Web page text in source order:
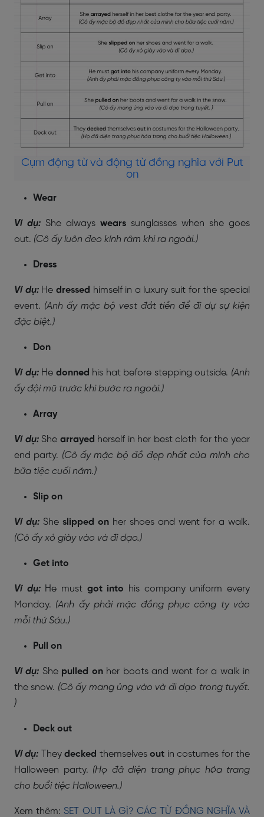
Cụm động từ và động từ đồng nghĩa với Put
on
Wear
Ví dụ: She always wears sunglasses when she goes
out. (Cô ấy luôn đeo kính râm khi ra ngoài.)
Dress
Ví dụ:He dressed himself in a luxury suit for the special
event. (Anh ấy mặc bộ vest đắt tiền để đi dự sự kiện
đặc biệt.)
Don
Ví dụ: He donned his hat before stepping outside. (Anh
ấy đội mũ trước khi bước ra ngoài.)
Array
Ví dụ:She arrayed herself in her best cloth for the year
end party. (Cô ấy mặc bộ đồ đẹp nhất của mình cho
bữa tiệc cuối năm.)
Slip on
Ví dụ: She slipped on her shoes and went for a walk.
(Cô ấy xỏ giày vào và đi dạo.)
Get into
Ví dụ:He must got into his company uniform every
Monday. (Anh ấy phải mặc đồng phục công ty vào
mỗi thứ Sáu.)
Pull on
Ví dụ: She pulled onher boots and went for a walk in
the snow. (Cô ấy mang ủng vào và đi dạo trong tuyết.
)
Deck out
Ví dụ: Theydecked themselvesout in costumes for the
Halloween party. (Họ đã diện trang phục hóa trang
cho buổi tiệc Halloween.)
Xem thêm: SET OUT LÀ GÌ? CÁC TỪ ĐỒNG NGHĨA VÀ